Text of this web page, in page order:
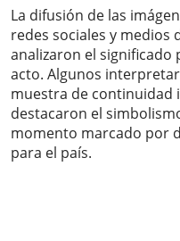
La difusión de las
redes sociales y medios
analizaron el significado
acto. Algunos
muestra de
destacaron el
momento marcado por
para el país.